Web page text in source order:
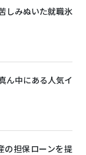
しみぬいた就職氷
ん中にある人気イ
の担保ローンを提